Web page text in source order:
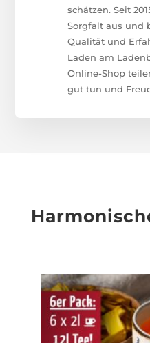
schätzen. Seit
Sorgfalt aus und
Qualität und
Laden am
Online-Shop
gut tun und